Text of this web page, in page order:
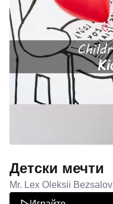
Детски мечти
Mr. Lex Oleksii Bezsalov